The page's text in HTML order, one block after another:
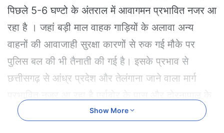
पिछले 5-6 घण्टो के अंतराल में आवागमन प्रभावित नजर आ
रहा है । जहां बड़ी माल वाहक गाड़ियों के अलावा अन्य
वाहनों की आवाजाही सुरक्षा कारणों से रुक गई मौके पर
पुलिस बल की भी तैनाती की गई है। इसके प्रभाव से
छत्तीसगढ़ से आंध्र प्रदेश और तेलंगाना जाने वाला मार्ग
पास पांच राज्यों के यात्रियों का जाम देखने को मिला है ।
Show More